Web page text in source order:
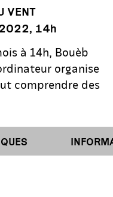
VENT
14h
à 14h, Bouèb
organise
comprendre des